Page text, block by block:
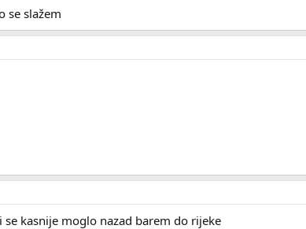
se slažem
kasnije moglo nazad barem do rijeke